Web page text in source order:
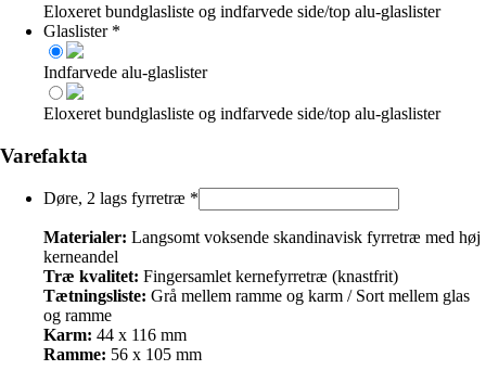
Eloxeret bundglasliste og indfarvede side/top alu-glaslister
Glaslister*
Indfarvede alu-glaslister
Eloxeret bundglasliste og indfarvede side/top alu-glaslister
Varefakta
Døre, 2 lags fyrretræ *
Materialer: Langsomt voksende skandinavisk fyrretræ med høj
kerneandel
Træ kvalitet: Fingersamlet kernefyrretræ (knastfrit)
Tætningsliste: Grå mellem ramme og karm / Sort mellem glas
og ramme
Karm: 44 x 116 mm
Ramme: 56 x 105 mm